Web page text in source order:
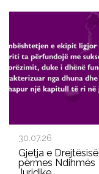
30.07.26
Gjetja e Drejtësisë
përmes Ndihmës